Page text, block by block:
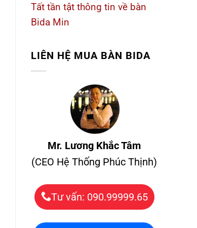
Tất tần tật thông tin về bàn
Bida Min
LIÊN HỆ MUA BÀN BIDA
Mr. Lương Khắc Tâm
(CEO Hệ Thống Phúc Thịnh)
Tư vấn: 090.99999.65